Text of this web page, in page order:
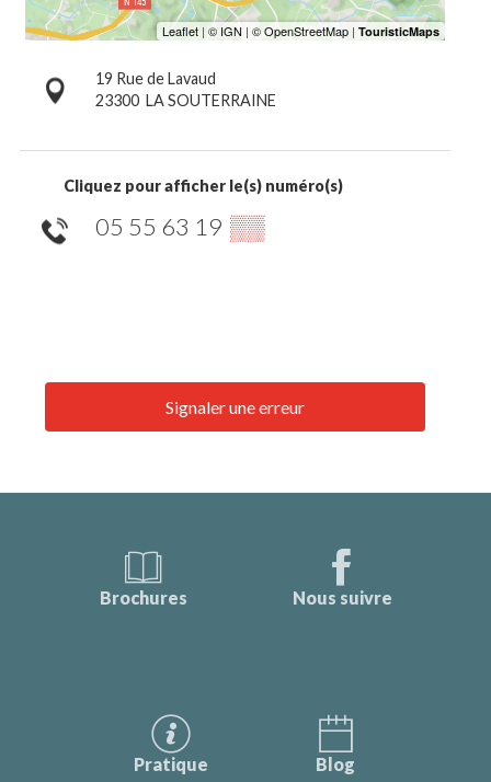
19 Rue de Lavaud
23300 LA SOUTERRAINE
Cliquez pour afficher le(s) numéro(s)
05 55 63 19 ▒▒
Signaler une erreur
Brochures Nous suivre
Pratique Blog